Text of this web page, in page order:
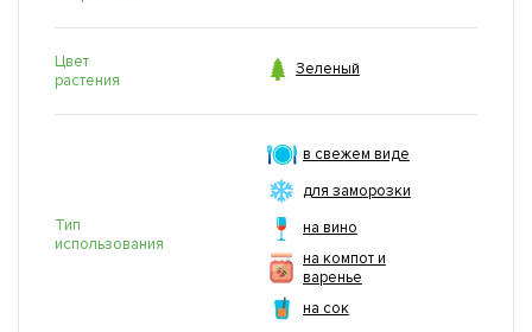
Цвет
растения
 Зеленый
Тип
использования
в свежем виде
для заморозки
на вино
на компот и
варенье
на сок